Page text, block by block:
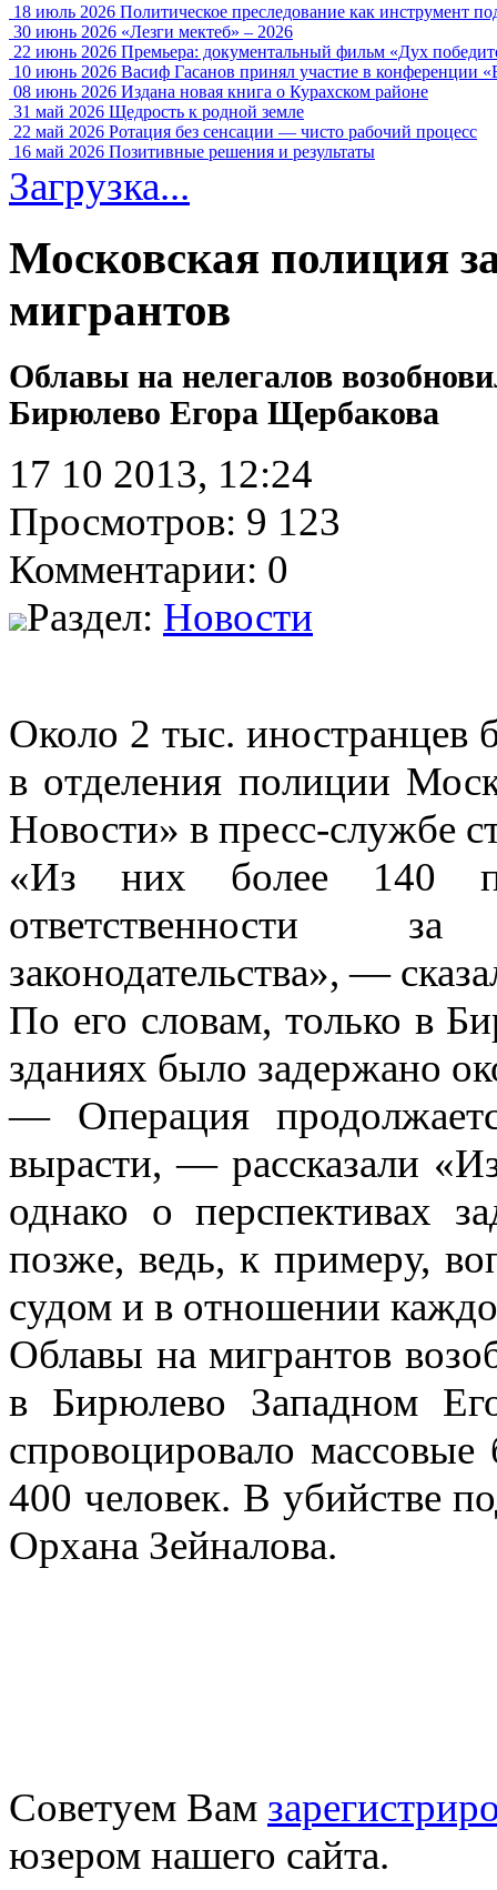
18 июль 2026 Политическое преследование как инструмент
30 июнь 2026 «Лезги мектеб» – 2026
22 июнь 2026 Премьера: документальный фильм «Дух
10 июнь 2026 Васиф Гасанов принял участие в конференции
08 июнь 2026 Издана новая книга о Курахском районе
31 май 2026 Щедрость к родной земле
22 май 2026 Ротация без сенсации — чисто рабочий процесс
16 май 2026 Позитивные решения и результаты
Загрузка...
Московская полиция
мигрантов
Облавы на нелегалов
Бирюлево Егора Щербакова
17 10 2013, 12:24
Просмотров: 9 123
Комментарии: 0
Раздел: Новости
Около 2 тыс.
в отделения полиции
Новости» в пресс-службе
«Из них более 140
ответственности
законодательства», —
По его словам, только в
зданиях было задержано
— Операция
вырасти, — рассказали
однако о перспективах
позже, ведь, к примеру,
судом и в отношении
Облавы на мигрантов
в Бирюлево Западном
спровоцировало
400 человек. В убийстве
Орхана Зейналова.
Советуем Вам
юзером нашего сайта.